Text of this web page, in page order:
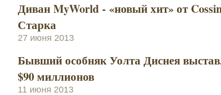
Диван MyWorld - «новый хит» от
Старка
27 июня 2013
Бывший особняк Уолта Диснея
$90 миллионов
11 июня 2013